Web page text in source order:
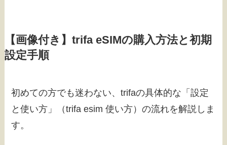
【画像付き】trifa eSIMの購入方法と初期
設定手順
初めての方でも迷わない、trifaの具体的な「設定
と使い方」（trifa esim 使い方）の流れを解説しま
す。